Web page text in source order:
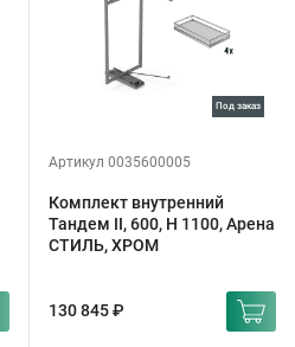
под заказ
Артикул 0035600005
Комплект внутренний
Тандем II, 600, H 1100, Арена
СТИЛЬ, ХРОМ
130 845 ₽